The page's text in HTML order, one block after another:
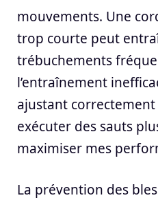
mouvements. Une
trop courte peut
trébuchements
l’entraînement
ajustant
exécuter des sauts
maximiser mes
La prévention des